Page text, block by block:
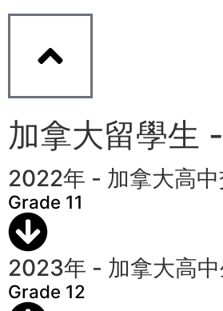
加拿大留學生
2022年 - 加拿大高中
Grade 11
2023年 - 加拿大高中
Grade 12